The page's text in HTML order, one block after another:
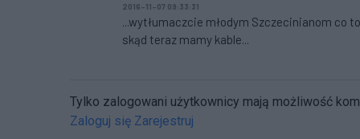
2016-11-07 09:33:31
...wytłumaczcie młodym Szczecinianom co
skąd teraz mamy kable...
Tylko zalogowani użytkownicy mają możliwość
Zaloguj się Zarejestruj